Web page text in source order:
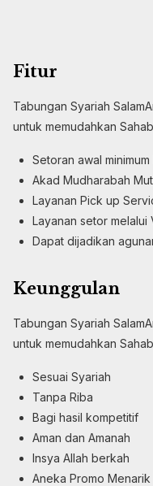
Fitur
Tabungan Syariah
untuk memudahkan
Setoran awal
Akad Mudharabah
Layanan Pick up
Layanan setor melalui
Dapat dijadikan
Keunggulan
Tabungan Syariah
untuk memudahkan
Sesuai Syariah
Tanpa Riba
Bagi hasil kompetitif
Aman dan Amanah
Insya Allah berkah
Aneka Promo Menarik